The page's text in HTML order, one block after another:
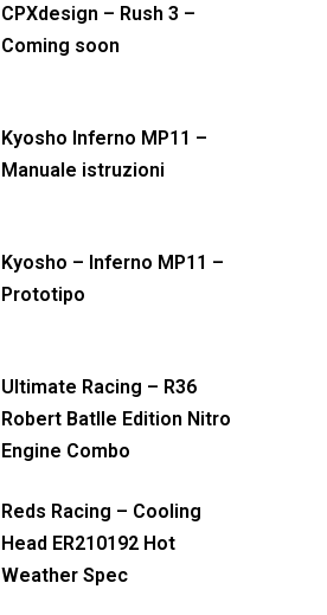
CPXdesign – Rush 3 –
Coming soon
Kyosho Inferno MP11 –
Manuale istruzioni
Kyosho – Inferno MP11 –
Prototipo
Ultimate Racing – R36
Robert Batlle Edition Nitro
Engine Combo
Reds Racing – Cooling
Head ER210192 Hot
Weather Spec